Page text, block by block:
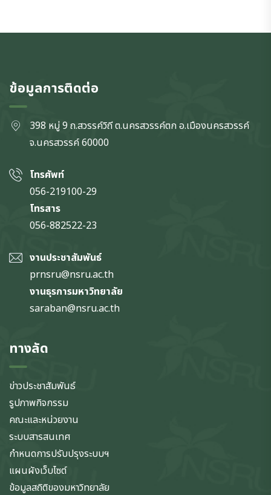
ข้อมูลการติดต่อ
398 หมู่ 9 ถ.สวรรค์วิถี ต.นครสวรรค์ตก อ.เมืองนครสวรรค์
จ.นครสวรรค์60000
โทรศัพท์
056-219100-29
โทรสาร
056-882522-23
งานประชาสัมพันธ์
prnsru@nsru.ac.th
งานธุรการมหาวิทยาลัย
saraban@nsru.ac.th
ทางลัด
ข่าวประชาสัมพันธ์
รูปภาพกิจกรรม
คณะและหน่วยงาน
ระบบสารสนเทศ
กำหนดการปรับปรุงระบบฯ
แผนผังเว็บไซต์
ข้อมูลสถิติของมหาวิทยาลัย